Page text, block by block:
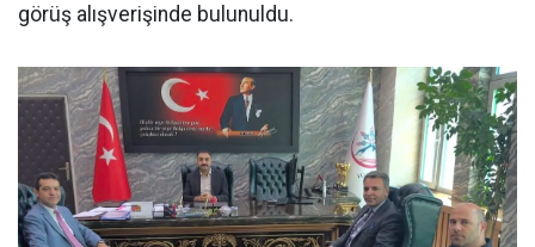
görüş alışverişinde bulunuldu.